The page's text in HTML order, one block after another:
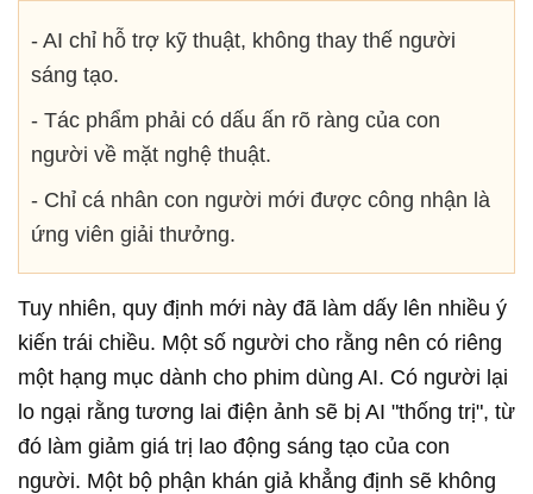
- AI chỉ hỗ trợ kỹ thuật, không thay thế người
sáng tạo.
- Tác phẩm phải có dấu ấn rõ ràng của con
người về mặt nghệ thuật.
- Chỉ cá nhân con người mới được công nhận là
ứng viên giải thưởng.
Tuy nhiên, quy định mới này đã làm dấy lên nhiều ý
kiến trái chiều. Một số người cho rằng nên có riêng
một hạng mục dành cho phim dùng AI. Có người lại
lo ngại rằng tương lai điện ảnh sẽ bị AI "thống trị", từ
đó làm giảm giá trị lao động sáng tạo của con
người. Một bộ phận khán giả khẳng định sẽ không